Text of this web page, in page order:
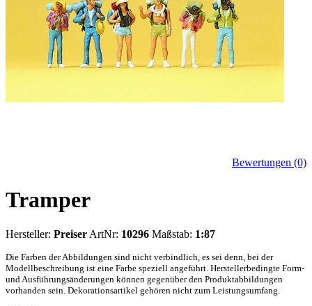
Bewertungen (0)
Tramper
Hersteller: Preiser ArtNr: 10296 Maßstab: 1:87
Die Farben der Abbildungen sind nicht verbindlich, es sei denn, bei der
Modellbeschreibung ist eine Farbe speziell angeführt. Herstellerbedingte Form-
und Ausführungsänderungen können gegenüber den Produktabbildungen
vorhanden sein. Dekorationsartikel gehören nicht zum Leistungsumfang.